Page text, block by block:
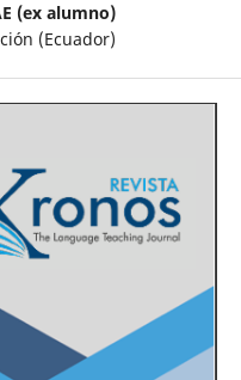
(ex alumno)
(Ecuador)